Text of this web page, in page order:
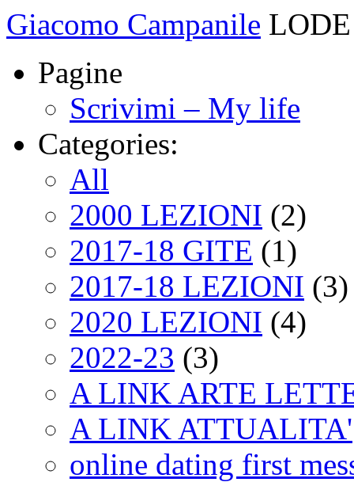
Giacomo Campanile
Pagine
Scrivimi – My life
Categories:
All
2000 LEZIONI (2)
2017-18 GITE (1)
2017-18 LEZIONI (3)
2020 LEZIONI (4)
2022-23 (3)
A LINK ARTE
A LINK ATTUALITA'
online dating first